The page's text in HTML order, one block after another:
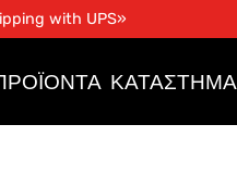
with UPS»
ΚΑΤΆΣΤΗΜΑ